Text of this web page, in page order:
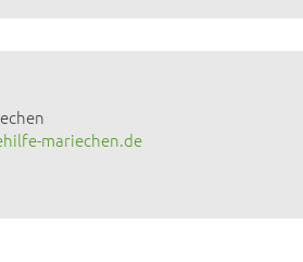
mariechen.de